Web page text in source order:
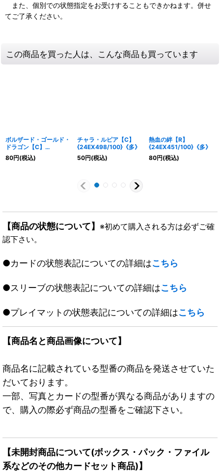
また、個別での状態指定をお受けすることもできかねます。併せ
てご了承ください。
この商品を買った人は、こんな商品も買っています
ボルザード・ゴールド・
ドラゴン【C】
{24EX490/100}《火》
80円(税込)
チャラ・ルピア【C】
{24EX498/100}《多》
50円(税込)
熱血の絆【R】
{24EX451/100}《多》
80円(税込)
【商品の状態について】 ※初めて購入される方は必ずご確
認下さい。
●カードの状態表記についての詳細はこちら
●スリーブの状態表記についての詳細はこちら
●プレイマットの状態表記についての詳細はこちら
【商品名と商品画像について】
商品名に記載されている型番の商品を発送させていた
だいております。
一部、写真とカードの型番が異なる商品がありますの
で、購入の際必ず商品の型番をご確認下さい。
【未開封商品について(ボックス・パック・ファイル
系などのその他カードセット商品)】